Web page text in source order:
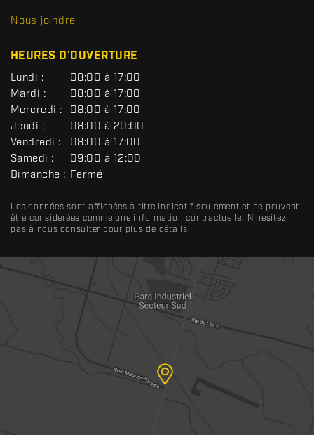
R
Nous joindre
HEURES D'OUVERTURE
G
É
N
É
R
A
L
Lundi :
08:00 à 17:00
Mardi :
08:00 à 17:00
Mercredi :
08:00 à 17:00
Jeudi :
08:00 à 20:00
Vendredi :
08:00 à 17:00
Samedi :
09:00 à 12:00
Dimanche : Fermé
Les données sont affichées à titre indicatif seulement et ne peuvent
être considérées comme une information contractuelle. N'hésitez
pas à nous consulter pour plus de détails.